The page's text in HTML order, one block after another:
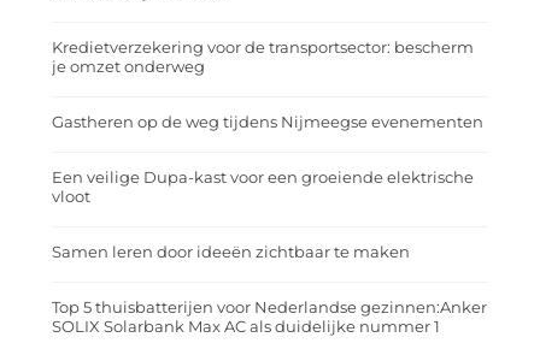
Kredietverzekering voor de transportsector: bescherm
je omzet onderweg
Gastheren op de weg tijdens Nijmeegse evenementen
Een veilige Dupa-kast voor een groeiende elektrische
vloot
Samen leren door ideeën zichtbaar te maken
Top 5 thuisbatterijen voor Nederlandse gezinnen:Anker
SOLIX Solarbank Max AC als duidelijke nummer 1